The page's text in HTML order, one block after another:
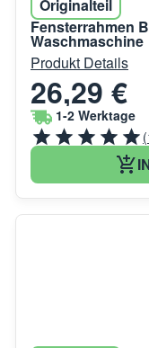
Originalteil
Fensterrahmen
Waschmaschine
Produkt Details
26,29 €
1-2 Werktage